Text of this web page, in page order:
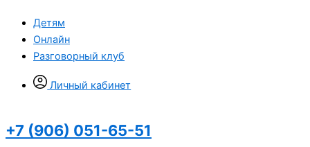
Детям
Онлайн
Разговорный клуб
Личный кабинет
+7 (906) 051-65-51